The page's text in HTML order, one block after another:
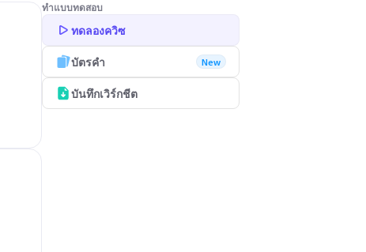
ทำแบบทดสอบ
ทดลองควิซ
บัตรคำ New
บันทึกเวิร์กชีต